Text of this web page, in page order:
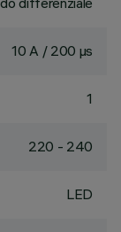
10 A / 200 µs
1
220 - 240
LED